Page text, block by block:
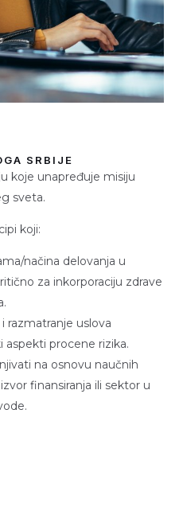
SRBIJE
koje unapređuje misiju
sveta.
koji:
načina delovanja u
za inkorporaciju zdrave
razmatranje uslova
aspekti procene rizika.
na osnovu naučnih
finansiranja ili sektor u